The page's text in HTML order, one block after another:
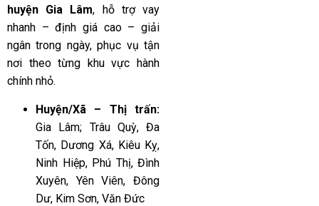
huyện Gia Lâm, hỗ trợ vay
nhanh – định giá cao – giải
ngân trong ngày, phục vụ tận
nơi theo từng khu vực hành
chính nhỏ.
Huyện/Xã – Thị trấn:
Gia Lâm; Trâu Quỳ, Đa
Tốn, Dương Xá, Kiêu Kỵ,
Ninh Hiệp, Phú Thị, Đình
Xuyên, Yên Viên, Đông
Dư, Kim Sơn, Văn Đức